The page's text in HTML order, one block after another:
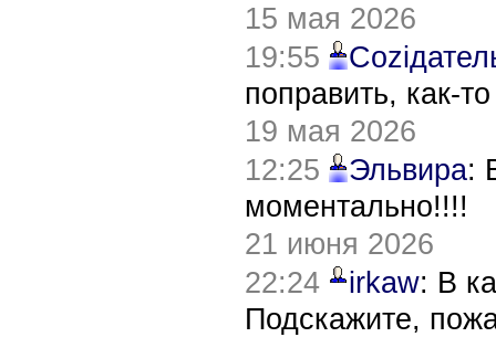
15 мая 2026
19:55
поправить, как-
19 мая 2026
12:25
Эльвира:
моментально!!!!
21 июня 2026
22:24
irkaw: В
Подскажите,